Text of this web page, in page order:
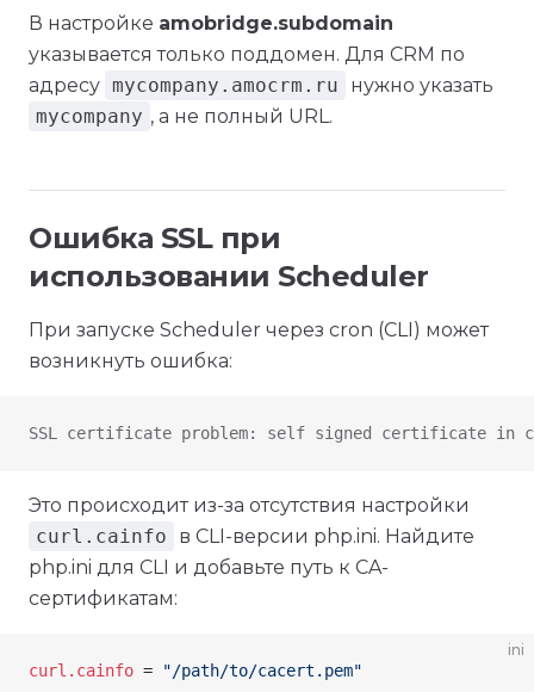
В настройке amobridge.subdomain
указывается только поддомен. Для CRM по
адресу mycompany.amocrm.ru
нужно указать
mycompany , а не полный URL.
Ошибка SSL при
использовании Scheduler
При запуске Scheduler через cron (CLI) может
возникнуть ошибка:
SSL certificate problem: self signed certificate in
Это происходит из-за отсутствия настройки
curl.cainfo
в CLI-версии php.ini. Найдите
php.ini для CLI и добавьте путь к CA-
сертификатам:
ini
curl.cainfo = "/path/to/cacert.pem"